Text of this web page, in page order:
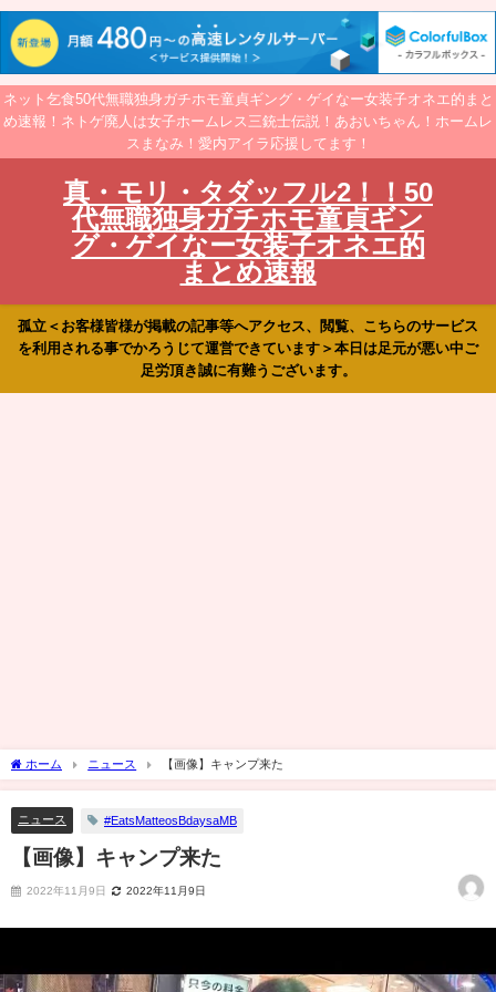
ネット乞食50代無職独身ガチホモ童貞ギング・ゲイなー女装子オネエ的まと
め速報！ネトゲ廃人は女子ホームレス三銃士伝説！あおいちゃん！ホームレ
スまなみ！愛内アイラ応援してます！
真・モリ・タダッフル2！！50
代無職独身ガチホモ童貞ギン
グ・ゲイなー女装子オネエ的
まとめ速報
孤立＜お客様皆様が掲載の記事等へアクセス、閲覧、こちらのサービス
を利用される事でかろうじて運営できています＞本日は足元が悪い中ご
足労頂き誠に有難うございます。
ホーム ニュース 【画像】キャンプ来た
ニュース #EatsMatteosBdaysaMB
【画像】キャンプ来た
2022年11月9日 2022年11月9日